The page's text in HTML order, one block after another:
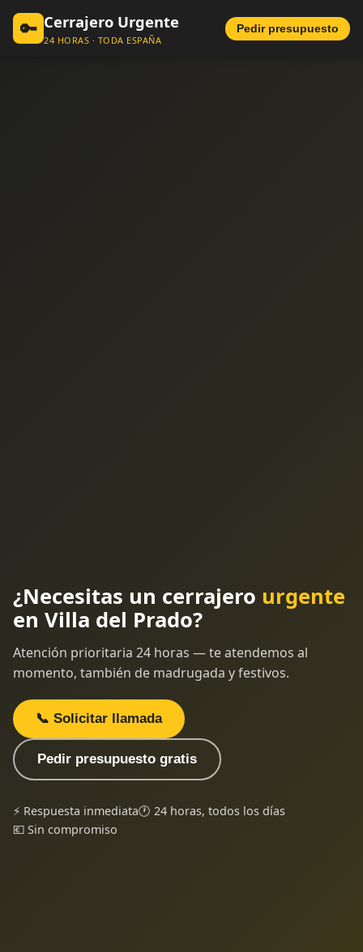
🔑 Cerrajero Urgente
24 HORAS · TODA ESPAÑA
Pedir presupuesto
¿Necesitas un cerrajero urgente
en Villa del Prado?
Atención prioritaria 24 horas — te atendemos al
momento, también de madrugada y festivos.
📞 Solicitar llamada
Pedir presupuesto gratis
⚡ Respuesta inmediata🕐 24 horas, todos los días
💶 Sin compromiso